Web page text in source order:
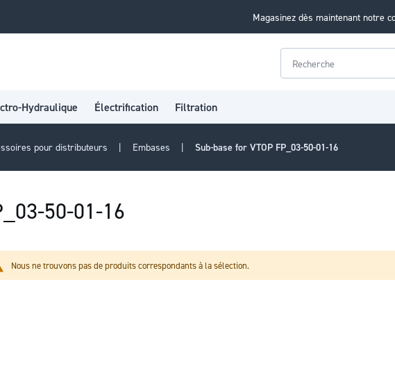
Magasinez dès maintenant notre
Rechercher
Hydraulique Électrification Filtration
pour distributeurs Embases Sub-base for VTOP FP_03-50-01-16
50-01-16
Nous ne trouvons pas de produits correspondants à la sélection.